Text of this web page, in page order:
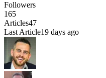
Followers
165
Articles47
Last Article19 days ago